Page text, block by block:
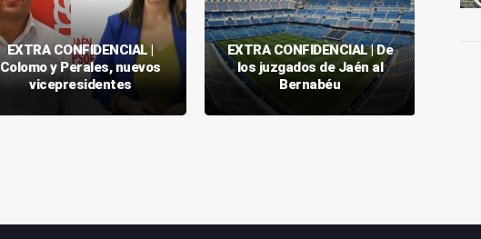
EXTRA CONFIDENCIAL |
Colomo y Perales, nuevos
vicepresidentes
EXTRA CONFIDENCIAL | De
los juzgados de Jaén al
Bernabéu